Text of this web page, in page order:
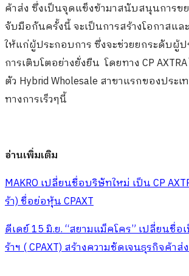
ค้าส่ง ซึ่งเป็นจุดแข็งข้ามาสนับสนุนการข
จับมือกันครั้งนี้ จะเป็นการสร้างโอกาสแ
ให้แก่ผู้ประกอบการ ซึ่งจะช่วยยกระดับผู้ป
การเติบโตอย่างยั่งยืน โดยทาง CP
ตัว Hybrid Wholesale สาขาแรกของประ
ทางการเร็วๆนี้
อ่านเพิ่มเติม
MAKRO เปลี่ยนชื่อบริษัทใหม่ เป็น CP
ร้า) ชื่อย่อหุ้น CPAXT
ดีเดย์ 15 มิ.ย. “สยามแม็คโคร” เปลี่ยนชื่
ร้าฯ ( CPAXT) สร้างความชัดเจนธุรกิจค้า